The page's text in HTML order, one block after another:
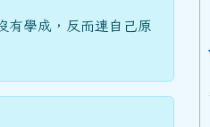
有學成，反而連自己原